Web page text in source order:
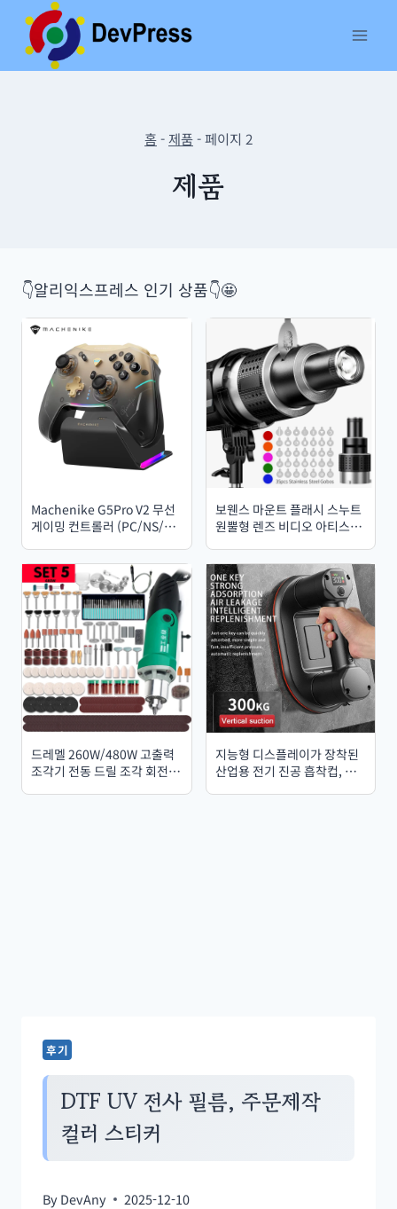
Skip
content
홈-제품-페이지 2
제품
👇알리익스프레스 인기 상품👇🤩
Machenike G5Pro V2 무선
게이밍 컨트롤러 (PC/NS/모
이스틱, 1000Hz 폴링률,
RGB 조명 및 충전 도크 포함
보웬스 마운트 플래시 스누트
원뿔형 렌즈 비디오 아티스트
조명 키트 (광학 스포트라이트
렌즈 및 35개 고보 포함)
드레멜 260W/480W 고출력
조각기 전동 드릴 조각 회전
지능형 디스플레이가 장착된
산업용 전기 진공 흡착컵, 최
후기
DTF UV 전사 필름, 주문제작
컬러 스티커
ByDevAny 2025-12-10